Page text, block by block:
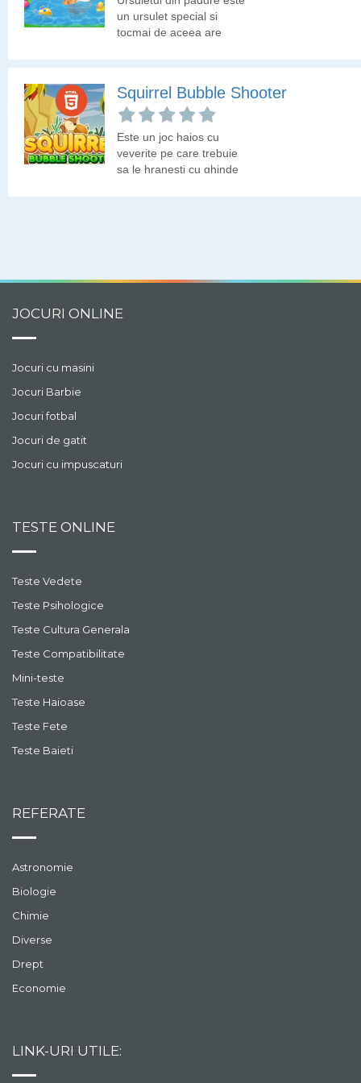
un ursulet special si
tocmai de aceea are
deosebit. Trebuie sa te
joci cu el, sa-l speli si sa-i
concertul pe care il va
sustine in fata celorlalte
animale din padure.
Squirrel Bubble Shooter
Este un joc haios cu
veverite pe care trebuie
sa le hranesti cu ghinde
JOCURI ONLINE
Jocuri cu masini
Jocuri Barbie
Jocuri fotbal
Jocuri de gatit
Jocuri cu impuscaturi
TESTE ONLINE
Teste Vedete
Teste Psihologice
Teste Cultura Generala
Teste Compatibilitate
Mini-teste
Teste Haioase
Teste Fete
Teste Baieti
REFERATE
Astronomie
Biologie
Chimie
Diverse
Drept
Economie
LINK-URI UTILE: